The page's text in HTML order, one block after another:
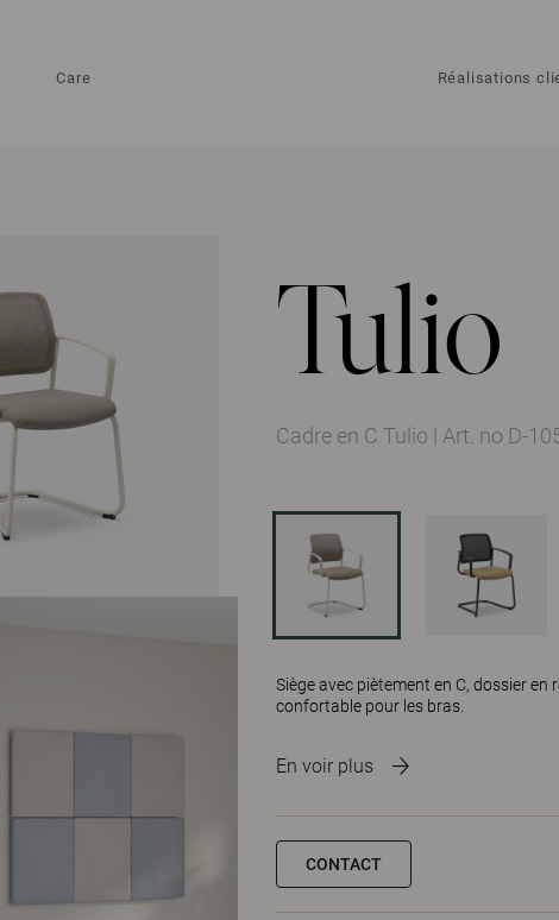
Care Réalisations
Tulio
Cadre en C Tulio | Art. no D-
Siège avec piètement en C, dossier
confortable pour les bras.
En voir plus
CONTACT